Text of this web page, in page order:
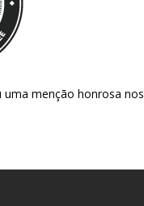
uma menção honrosa nos